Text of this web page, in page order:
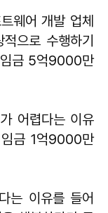
웨어 개발 업체
으로 수행하기
임금 5억9000만
어렵다는 이유
금 1억9000만
는 이유를 들어